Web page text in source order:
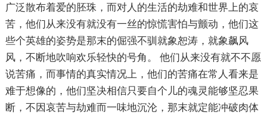
广泛散布着爱的胚珠，而对人的生活的劫难和世界上的哀
苦，他们从来没有就没有一丝的惊慌害怕与颤动，他们这
些个英雄的姿势是那末的倔强不驯就象恕涛，就象飙风
风，不断地吹响欢乐轻快的号角。 他们从来没有就不不愿
说苦痛，而事情的真实情况上，他们的苦痛在常人看来是
难于想像的，他们坚决相信只要自个儿的魂灵能够坚忍果
断，不因哀苦与劫难而一味地沉沦，那末就定能冲破肉体